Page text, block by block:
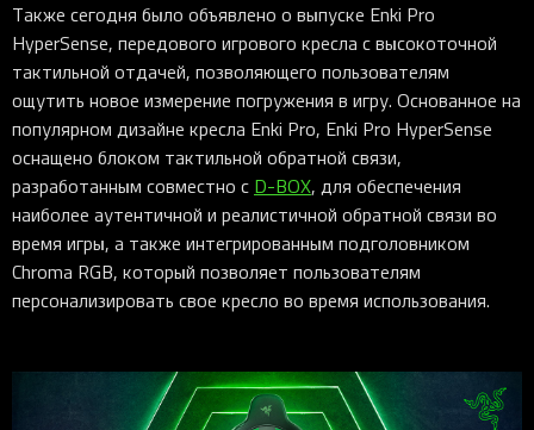
Также сегодня было объявлено о выпуске Enki Pro
HyperSense, передового игрового кресла с высокоточной
тактильной отдачей, позволяющего пользователям
ощутить новое измерение погружения в игру. Основанное на
популярном дизайне кресла Enki Pro, Enki Pro HyperSense
оснащено блоком тактильной обратной связи,
разработанным совместно с D-BOX, для обеспечения
наиболее аутентичной и реалистичной обратной связи во
время игры, а также интегрированным подголовником
Chroma RGB, который позволяет пользователям
персонализировать свое кресло во время использования.